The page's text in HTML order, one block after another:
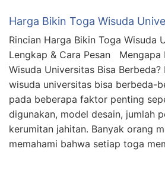
Harga Bikin Toga Wisuda
Rincian Harga Bikin Toga Wisuda
Lengkap & Cara Pesan Mengapa
Wisuda Universitas Bisa
wisuda universitas bisa berbeda-
pada beberapa faktor penting
digunakan, model desain, jumlah
kerumitan jahitan. Banyak orang
memahami bahwa setiap toga